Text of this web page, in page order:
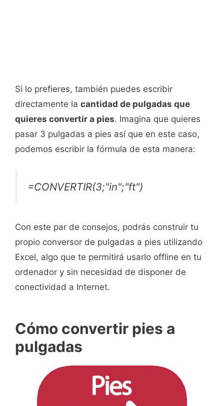
Si lo prefieres, también puedes escribir
directamente la cantidad de pulgadas que
quieres convertir a pies. Imagina que quieres
pasar 3 pulgadas a pies así que en este caso,
podemos escribir la fórmula de esta manera:
=CONVERTIR(3;"in";"ft")
Con este par de consejos, podrás construir tu
propio conversor de pulgadas a pies utilizando
Excel, algo que te permitirá usarlo offline en tu
ordenador y sin necesidad de disponer de
conectividad a Internet.
Cómo convertir pies a
pulgadas